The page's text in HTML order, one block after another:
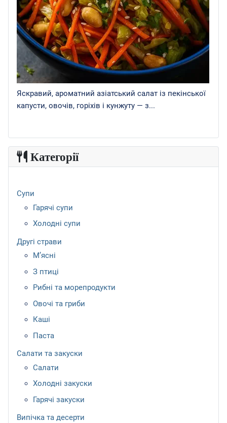
Яскравий, ароматний азіатський салат із пекінської
капусти, овочів, горіхів і кунжуту — з...
Категорії
Супи
Гарячі супи
Холодні супи
Другі страви
М’ясні
З птиці
Рибні та морепродукти
Овочі та гриби
Каші
Паста
Салати та закуски
Салати
Холодні закуски
Гарячі закуски
Випічка та десерти